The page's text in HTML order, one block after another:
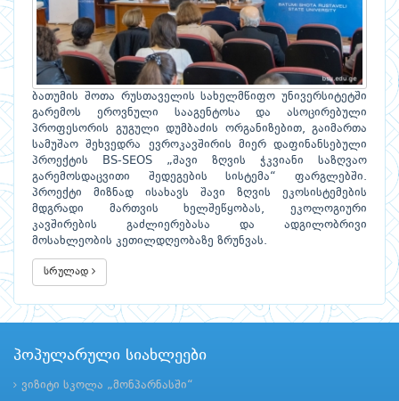
ბათუმის შოთა რუსთაველის სახელმწიფო უნივერსიტეტში
გარემოს ეროვნული სააგენტოსა და ასოცირებული
პროფესორის გუგული დუმბაძის ორგანიზებით, გაიმართა
სამუშაო შეხვედრა ევროკავშირის მიერ დაფინანსებული
პროექტის BS-SEOS „შავი ზღვის ჭკვიანი საზღვაო
გარემოსდაცვითი შედეგების სისტემა“ ფარგლებში.
პროექტი მიზნად ისახავს შავი ზღვის ეკოსისტემების
მდგრადი მართვის ხელშეწყობას, ეკოლოგიური
კავშირების გაძლიერებასა და ადგილობრივი
მოსახლეობის კეთილდღეობაზე ზრუნვას.
სრულად
პოპულარული სიახლეები
ვიზიტი სკოლა „მონპარნასში“